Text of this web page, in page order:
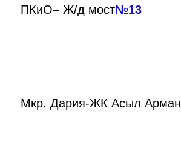
ПКиО– Ж/д мост№13
Мкр. Дария-ЖК Асыл Арман